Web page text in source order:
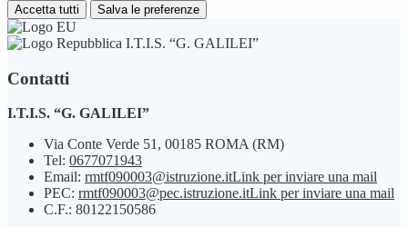
Accetta tutti Salva le preferenze
I.T.I.S. “G. GALILEI”
Contatti
I.T.I.S. “G. GALILEI”
Via Conte Verde 51, 00185 ROMA (RM)
Tel: 0677071943
Email: rmtf090003@istruzione.itLink per inviare una mail
PEC: rmtf090003@pec.istruzione.itLink per inviare una mail
C.F.: 80122150586